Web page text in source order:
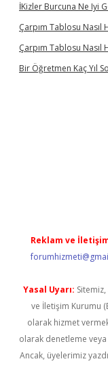
İKizler Burcuna Ne Iyi
Çarpım Tablosu Nasıl
Çarpım Tablosu Nasıl
Bir Öğretmen Kaç Yıl
Reklam ve
Yasal Uyarı:
ve İletişim Kurumu
olarak hizmet
olarak denetleme
Ancak, üyelerimiz